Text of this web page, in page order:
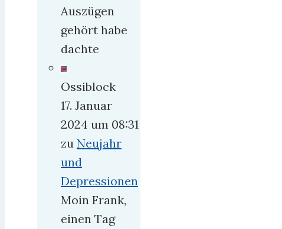
Auszügen
gehört habe
dachte
Ossiblock
17. Januar
2024 um 08:31
zu Neujahr
und
Depressionen
Moin Frank,
einen Tag